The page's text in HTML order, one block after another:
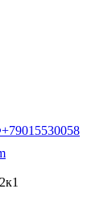
+79015530058